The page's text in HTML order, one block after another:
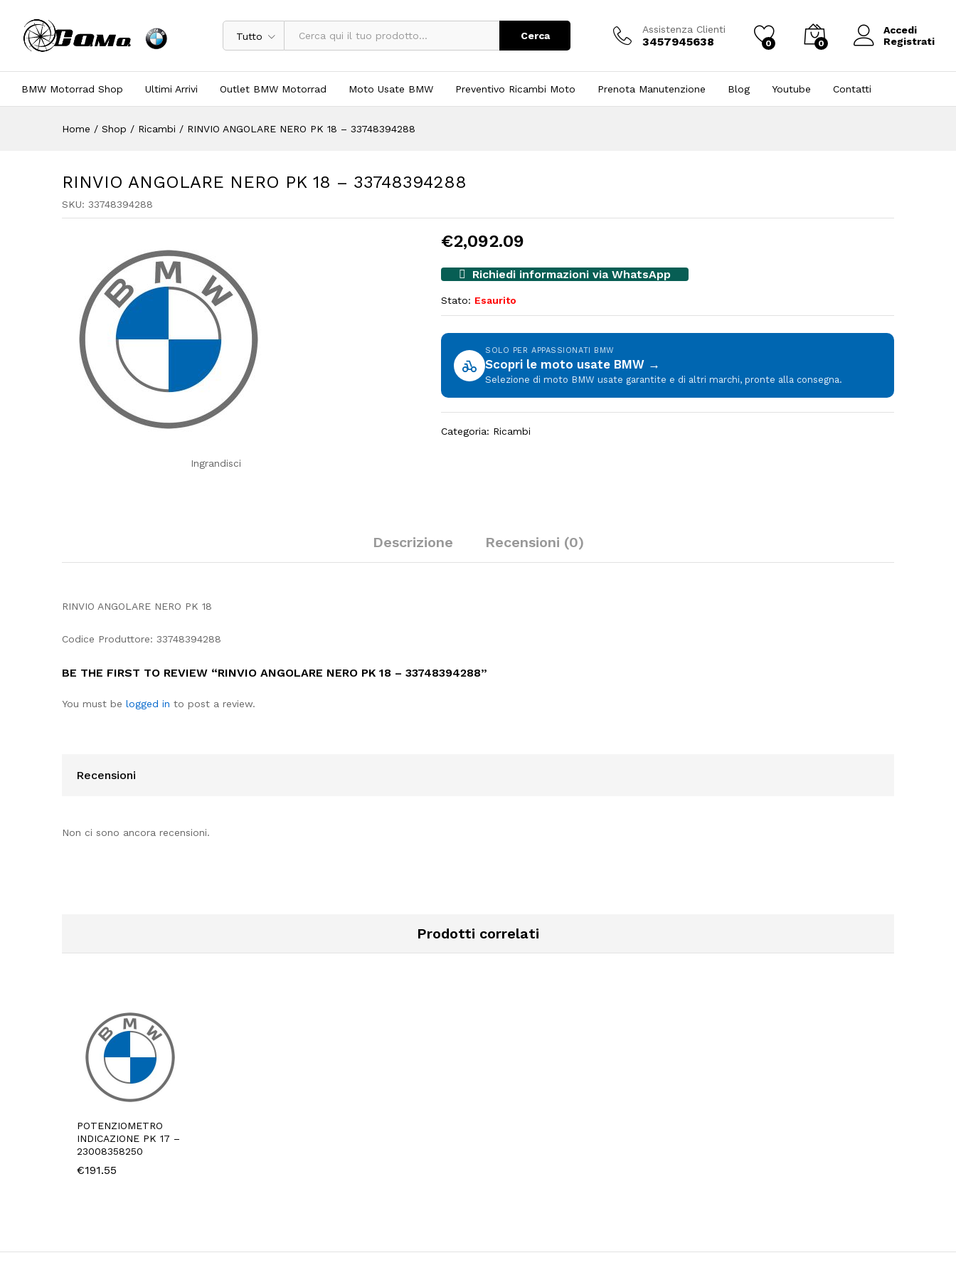
Tutto Cerca
Assistenza Clienti
3457945638 0 0
Accedi
Registrati
BMW Motorrad Shop Ultimi Arrivi Outlet BMW Motorrad Moto Usate BMW Preventivo Ricambi Moto Prenota Manutenzione Blog Youtube Contatti
Home / Shop / Ricambi / RINVIO ANGOLARE NERO PK 18 – 33748394288
RINVIO ANGOLARE NERO PK 18 – 33748394288
SKU: 33748394288
Ingrandisci
€2,092.09
Richiedi informazioni via WhatsApp
Stato: Esaurito
SOLO PER APPASSIONATI BMW
Scopri le moto usate BMW →
Selezione di moto BMW usate garantite e di altri marchi, pronte alla consegna.
Categoria: Ricambi
Descrizione Recensioni (0)
RINVIO ANGOLARE NERO PK 18
Codice Produttore: 33748394288
BE THE FIRST TO REVIEW “RINVIO ANGOLARE NERO PK 18 – 33748394288”
You must be logged in to post a review.
Recensioni
Non ci sono ancora recensioni.
Prodotti correlati
POTENZIOMETRO
INDICAZIONE PK 17 –
23008358250
€191.55